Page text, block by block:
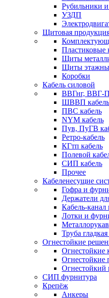
Рубильники
УЗДП
Щитовая
Пластиковые
Щиты
Щиты
Коробки
Кабель силовой
ВВГнг, ВВГ-
ШВВП кабель
ПВС кабель
NYM кабель
Пув, ПуГВ
Ретро-кабель
КГтп кабель
Полевой
СИП кабель
Прочее
Кабеленесущие
Гофра и
Держатели
Кабель-
Лотки и
Металлорукав
Труба
Огнестойкие
Огнестойкие
Огнестойкие
Огнестойкий
СИП фурнитура
Крепёж
Анкеры